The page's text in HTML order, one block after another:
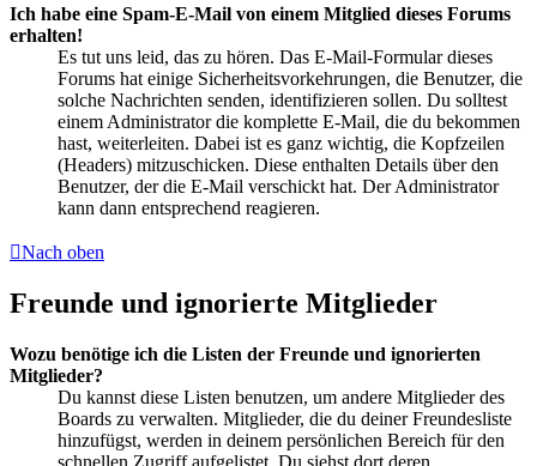
Ich habe eine Spam-E-Mail von einem Mitglied dieses Forums
erhalten!
Es tut uns leid, das zu hören. Das E-Mail-Formular dieses
Forums hat einige Sicherheitsvorkehrungen, die Benutzer, die
solche Nachrichten senden, identifizieren sollen. Du solltest
einem Administrator die komplette E-Mail, die du bekommen
hast, weiterleiten. Dabei ist es ganz wichtig, die Kopfzeilen
(Headers) mitzuschicken. Diese enthalten Details über den
Benutzer, der die E-Mail verschickt hat. Der Administrator
kann dann entsprechend reagieren.
Nach oben
Freunde und ignorierte Mitglieder
Wozu benötige ich die Listen der Freunde und ignorierten
Mitglieder?
Du kannst diese Listen benutzen, um andere Mitglieder des
Boards zu verwalten. Mitglieder, die du deiner Freundesliste
hinzufügst, werden in deinem persönlichen Bereich für den